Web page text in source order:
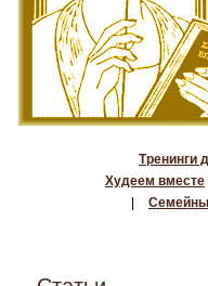
Тренинги
Худеем вместе